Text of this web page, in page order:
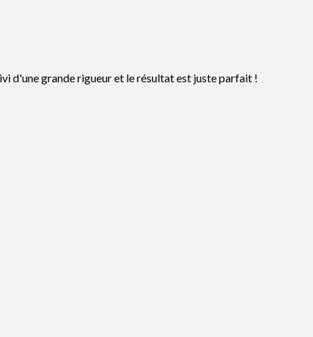
d'une grande rigueur et le résultat est juste parfait !